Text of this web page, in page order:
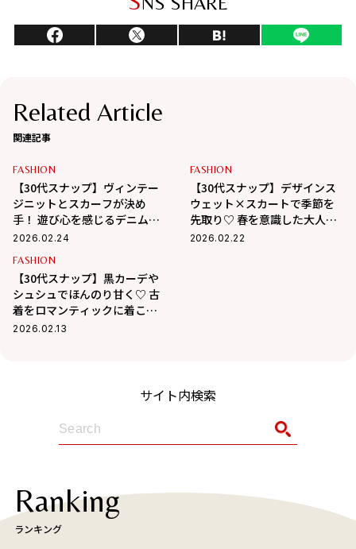
Related Article
関連記事
FASHION
【30代スナップ】ヴィンテー
ジニットとスカーフが決め
手！ 遊び心を感じるデニムコ
ーデ
2026.02.24
FASHION
【30代スナップ】デザインス
ウェット×スカートで季節を
先取り♡ 春を意識した大人の
カジュアルガーリー
2026.02.22
FASHION
【30代スナップ】黒カーデや
シュシュでほんのり甘く♡ 古
着をロマンティックに着こな
す方法
2026.02.13
サイト内検索
Ranking
ランキング